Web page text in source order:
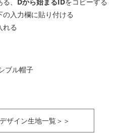
入力欄に貼り付ける
れる
ザイン生地一覧＞＞